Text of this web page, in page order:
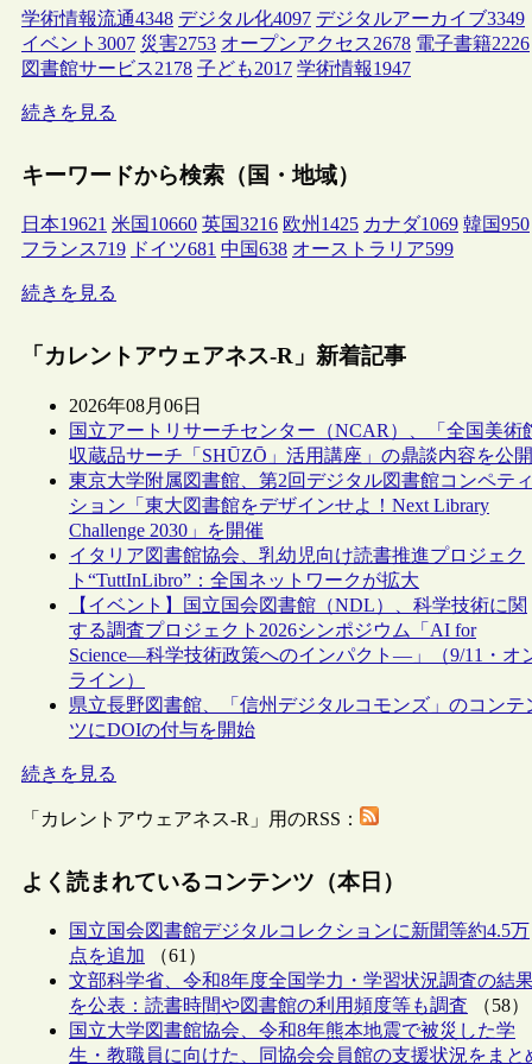
学術情報流通4348 デジタル化4097 デジタルアーカイブ3349
イベント 3007 災害2753 オープンアクセス2678 電子書籍2226
図書館サービス2178 子ども2017 学術情報1947
続きを見る
キーワードから検索（国・地域）
日本19621 米国 10660 英国3216 欧州 1425 カナダ1069 韓国950
フランス719 ドイツ681 中国638 オーストラリア599
続きを見る
「カレントアウェアネス-R」新着記事
2026年08月06日
国立アートリサーチセンター（NCAR）、「全国美術
収蔵品サーチ「SHŪZŌ」活用講座」の鼎談内容を公開
東京大学附属図書館、第2回デジタル図書館コンペティ
ション「東大図書館をデザインせよ！Next Library
Challenge 2030」を開催
イタリア図書館協会、乳幼児向け読書推進プロジェク
ト“TuttInLibro”：全国ネットワークが拡大
【イベント】国立国会図書館（NDL）、科学技術に関
する調査プロジェクト2026シンポジウム「AI for
Science―科学技術政策へのインパクト―」（9/11・オ
ライン）
県立長野図書館、「信州デジタルコモンズ」のコンテ
ツにDOIの付与を開始
続きを見る
「カレントアウェアネス-R」用のRSS：
よく読まれているコンテンツ（本日）
国立国会図書館デジタルコレクションに新聞等約4.5万
点を追加 （61）
文部科学省、令和8年度全国学力・学習状況調査の結
を公表：読書時間や図書館の利用頻度等も調査 （58）
国立大学図書館協会、令和8年熊本地震で被災した学
生・教職員に向けた、同協会会員館の支援状況をまと